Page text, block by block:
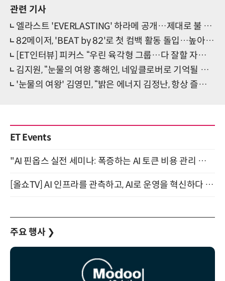
관련 기사
엘라스트 'EVERLASTING' 하라메 공개…제대로 불 지폈다
82메이저, 'BEAT by 82'로 첫 컴백 활동 돌입…높아지는 기대감
[ET인터뷰] 피커스 “우린 육각형 그룹…다 잘할 자신 있어요!”
김지원, “눈물의 여왕 홍해인, 네잎클로버로 기억될 것”…종영소감 공개
'눈물의 여왕' 김영민, “밝은 에너지 김정난, 항상 즐거웠다”…특별출연 소감 공개
ET Events
"AI 핀옵스 실전 세미나: 폭증하는 AI 토큰 비용 관리 전략" 8월 21일 개최
[올쇼TV] AI 인프라를 관측하고, AI로 운영을 혁신하다 (8월 11일 생방송)
주요 행사 ❯